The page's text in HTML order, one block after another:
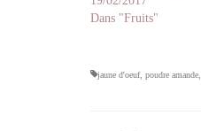
Dans "Fruits"
jaune d'oeuf, poudre amande,